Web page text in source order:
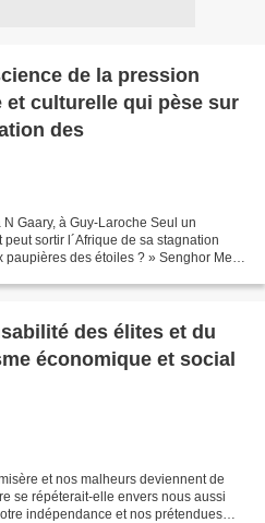
de la pression
culturelle qui pèse sur
des
Gaary, à Guy-Laroche Seul un
sortir l´Afrique de sa stagnation
des étoiles ? » Senghor Merci
des élites et du
économique et social
et nos malheurs deviennent de
se répéterait-elle envers nous aussi
indépendance et nos prétendues